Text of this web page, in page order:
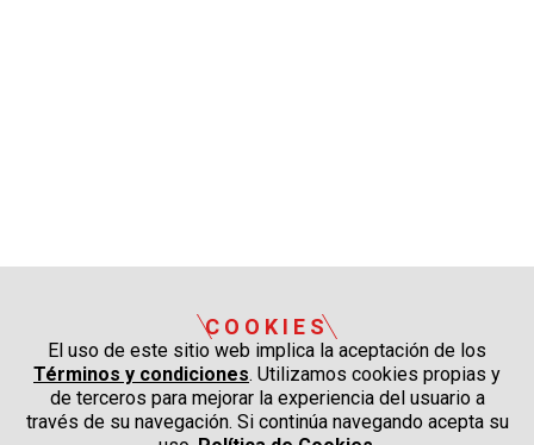
COOKIES
El uso de este sitio web implica la aceptación de los
Términos y condiciones. Utilizamos cookies propias y
de terceros para mejorar la experiencia del usuario a
través de su navegación. Si continúa navegando acepta su